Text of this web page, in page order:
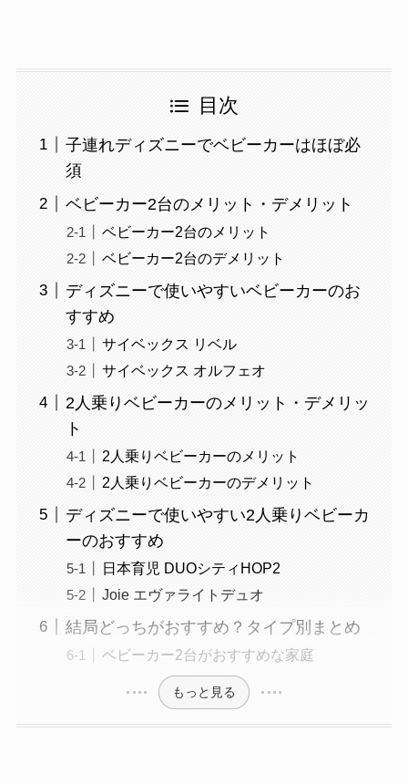
目次
子連れディズニーでベビーカーはほぼ必
須
ベビーカー2台のメリット・デメリット
ベビーカー2台のメリット
ベビーカー2台のデメリット
ディズニーで使いやすいベビーカーのお
すすめ
サイベックス リベル
サイベックス オルフェオ
2人乗りベビーカーのメリット・デメリッ
ト
2人乗りベビーカーのメリット
2人乗りベビーカーのデメリット
ディズニーで使いやすい2人乗りベビーカ
ーのおすすめ
日本育児 DUOシティHOP2
Joie エヴァライトデュオ
結局どっちがおすすめ？タイプ別まとめ
ベビーカー2台がおすすめな家庭
もっと見る